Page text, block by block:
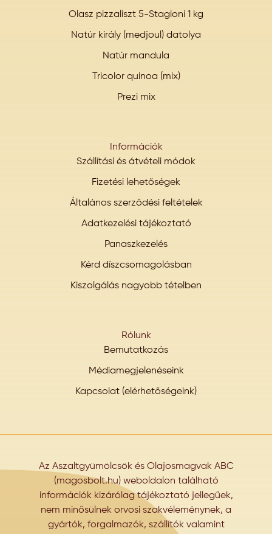
Olasz pizzaliszt 5-Stagioni 1 kg
Natúr király (medjoul) datolya
Natúr mandula
Tricolor quinoa (mix)
Prezi mix
Információk
Szállítási és átvételi módok
Fizetési lehetőségek
Általános szerződési feltételek
Adatkezelési tájékoztató
Panaszkezelés
Kérd díszcsomagolásban
Kiszolgálás nagyobb tételben
Rólunk
Bemutatkozás
Médiamegjelenéseink
Kapcsolat (elérhetőségeink)
Az Aszaltgyümölcsök és Olajosmagvak ABC
(magosbolt.hu) weboldalon található
információk kizárólag tájékoztató jellegűek,
nem minősülnek orvosi szakvéleménynek, a
gyártók, forgalmazók, szállítók valamint